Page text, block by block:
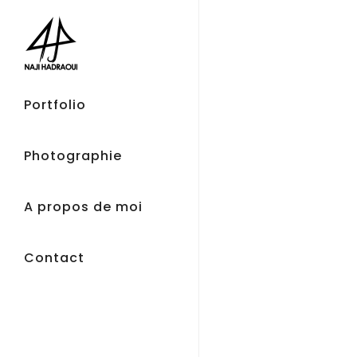
Portfolio
Photographie
A propos de moi
Contact